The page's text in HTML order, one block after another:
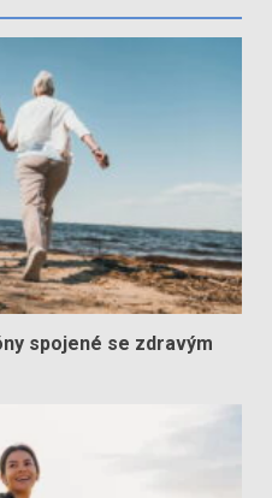
spojené se zdravým